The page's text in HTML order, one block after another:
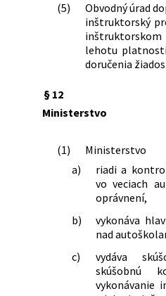
(5)
Obvodný úrad
inštruktorský
lehotu
doručenia
§ 12
Ministerstvo
(1)
Ministerstvo
a)
riadi a
vo veciach
oprávnení,
b)
vykonáva
nad
c)
vydáva
skúšobnú
vykonávanie